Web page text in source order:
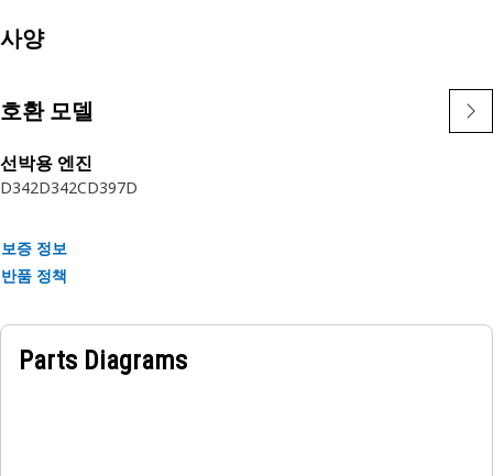
사양
호환 모델
선박용 엔진
D342D342CD397D
보증 정보
반품 정책
Parts Diagrams